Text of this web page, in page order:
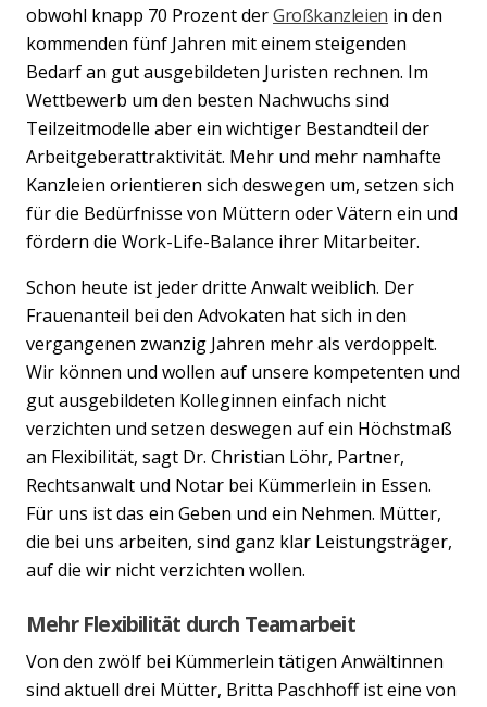
obwohl knapp 70 Prozent derGroßkanzleien in den
kommenden fünf Jahren mit einem steigenden
Bedarf an gut ausgebildeten Juristen rechnen. Im
Wettbewerb um den besten Nachwuchs sind
Teilzeitmodelle aber ein wichtiger Bestandteil der
Arbeitgeberattraktivität. Mehr und mehr namhafte
Kanzleien orientieren sich deswegen um, setzen sich
für die Bedürfnisse von Müttern oder Vätern ein und
fördern die Work-Life-Balance ihrer Mitarbeiter.
Schon heute ist jeder dritte Anwalt weiblich. Der
Frauenanteil bei den Advokaten hat sich in den
vergangenen zwanzig Jahren mehr als verdoppelt.
Wir können und wollen auf unsere kompetenten und
gut ausgebildeten Kolleginnen einfach nicht
verzichten und setzen deswegen auf ein Höchstmaß
an Flexibilität, sagt Dr. Christian Löhr, Partner,
Rechtsanwalt und Notar bei Kümmerlein in Essen.
Für uns ist das ein Geben und ein Nehmen. Mütter,
die bei uns arbeiten, sind ganz klar Leistungsträger,
auf die wir nicht verzichten wollen.
Mehr Flexibilität durch Teamarbeit
Von den zwölf bei Kümmerlein tätigen Anwältinnen
sind aktuell drei Mütter, Britta Paschhoff ist eine von